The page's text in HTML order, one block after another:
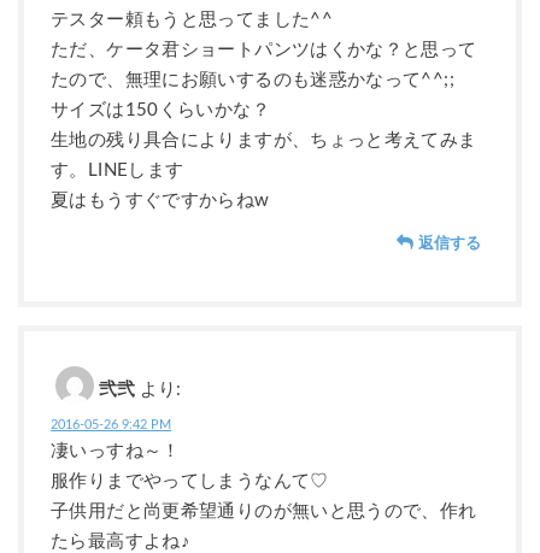
テスター頼もうと思ってました^^
ただ、ケータ君ショートパンツはくかな？と思って
たので、無理にお願いするのも迷惑かなって^^;;
サイズは150くらいかな？
生地の残り具合によりますが、ちょっと考えてみま
す。LINEします
夏はもうすぐですからねw
返信する
弐弐 より:
2016-05-26 9:42 PM
凄いっすね～！
服作りまでやってしまうなんて♡
子供用だと尚更希望通りのが無いと思うので、作れ
たら最高すよね♪